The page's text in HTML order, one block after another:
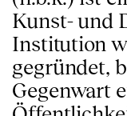
Kunst- und
Institution
gegründet,
Gegenwart